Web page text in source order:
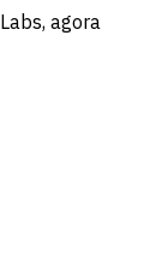
agora